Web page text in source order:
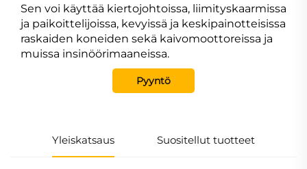
Sen voi käyttää kiertojohtoissa, liimityskaarmissa
ja paikoittelijoissa, kevyissä ja keskipainotteisissa
raskaiden koneiden sekä kaivomoottoreissa ja
muissa insinöörimaaneissa.
Pyyntö
Yleiskatsaus Suositellut tuotteet